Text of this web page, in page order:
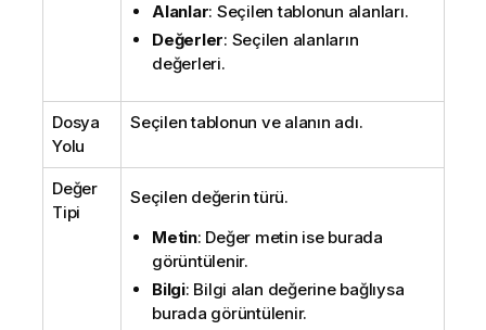
Alanlar: Seçilen tablonun alanları.
Değerler: Seçilen alanların
değerleri.
Dosya
Yolu
Seçilen tablonun ve alanın adı.
Değer
Tipi
Seçilen değerin türü.
Metin: Değer metin ise burada
görüntülenir.
Bilgi: Bilgi alan değerine bağlıysa
burada görüntülenir.